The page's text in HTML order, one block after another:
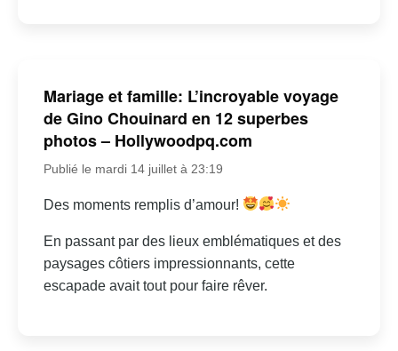
Mariage et famille: L’incroyable voyage
de Gino Chouinard en 12 superbes
photos – Hollywoodpq.com
Publié le mardi 14 juillet à 23:19
Des moments remplis d’amour!
En passant par des lieux emblématiques et des
paysages côtiers impressionnants, cette
escapade avait tout pour faire rêver.